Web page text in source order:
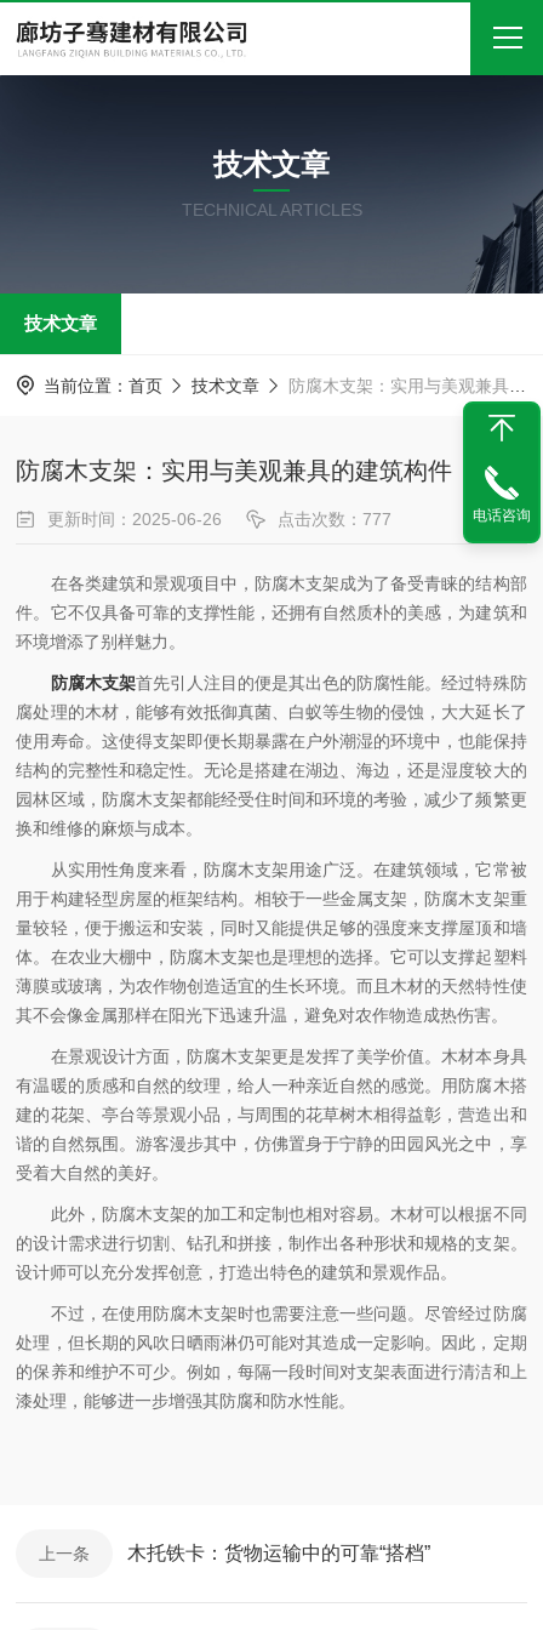
关于我们
产品中心
在线留言
技术文章
TECHNICAL ARTICLES
技术文章
当前位置： 首页 技术文章 防腐木支架：实用与美观兼具的建筑构件
防腐木支架：实用与美观兼具的建筑构件
更新时间：2025-06-26 点击次数：777
在各类建筑和景观项目中，防腐木支架成为了备受青睐的结构部
件。它不仅具备可靠的支撑性能，还拥有自然质朴的美感，为建筑和
环境增添了别样魅力。
防腐木支架首先引人注目的便是其出色的防腐性能。经过特殊防
腐处理的木材，能够有效抵御真菌、白蚁等生物的侵蚀，大大延长了
使用寿命。这使得支架即便长期暴露在户外潮湿的环境中，也能保持
结构的完整性和稳定性。无论是搭建在湖边、海边，还是湿度较大的
园林区域，防腐木支架都能经受住时间和环境的考验，减少了频繁更
换和维修的麻烦与成本。
从实用性角度来看，防腐木支架用途广泛。在建筑领域，它常被
用于构建轻型房屋的框架结构。相较于一些金属支架，防腐木支架重
量较轻，便于搬运和安装，同时又能提供足够的强度来支撑屋顶和墙
体。在农业大棚中，防腐木支架也是理想的选择。它可以支撑起塑料
薄膜或玻璃，为农作物创造适宜的生长环境。而且木材的天然特性使
其不会像金属那样在阳光下迅速升温，避免对农作物造成热伤害。
在景观设计方面，防腐木支架更是发挥了美学价值。木材本身具
有温暖的质感和自然的纹理，给人一种亲近自然的感觉。用防腐木搭
建的花架、亭台等景观小品，与周围的花草树木相得益彰，营造出和
谐的自然氛围。游客漫步其中，仿佛置身于宁静的田园风光之中，享
受着大自然的美好。
此外，防腐木支架的加工和定制也相对容易。木材可以根据不同
的设计需求进行切割、钻孔和拼接，制作出各种形状和规格的支架。
设计师可以充分发挥创意，打造出特色的建筑和景观作品。
不过，在使用防腐木支架时也需要注意一些问题。尽管经过防腐
处理，但长期的风吹日晒雨淋仍可能对其造成一定影响。因此，定期
的保养和维护不可少。例如，每隔一段时间对支架表面进行清洁和上
漆处理，能够进一步增强其防腐和防水性能。
上一条 木托铁卡：货物运输中的可靠“搭档”
电话咨询